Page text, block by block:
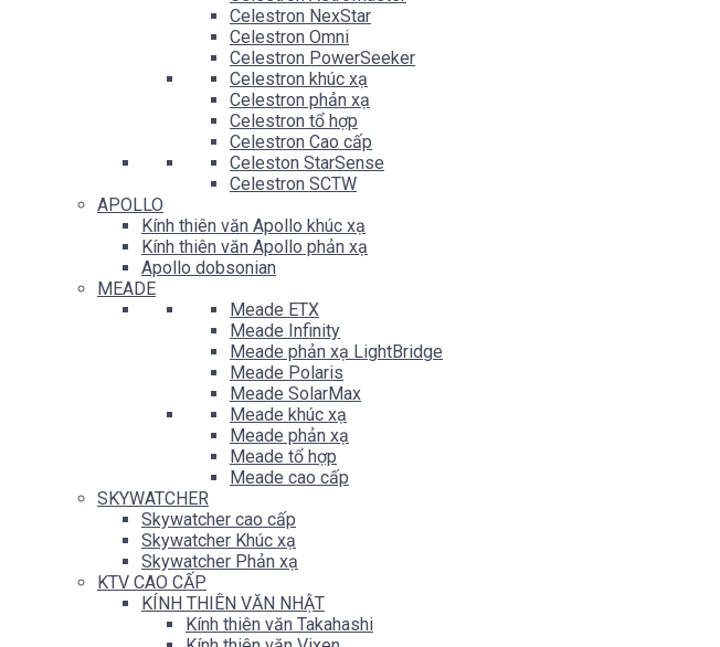
Celestron NexStar
Celestron Omni
Celestron PowerSeeker
Celestron khúc xạ
Celestron phản xạ
Celestron tổ hợp
Celestron Cao cấp
Celeston StarSense
Celestron SCTW
APOLLO
Kính thiên văn Apollo khúc xạ
Kính thiên văn Apollo phản xạ
Apollo dobsonian
MEADE
Meade ETX
Meade Infinity
Meade phản xạ LightBridge
Meade Polaris
Meade SolarMax
Meade khúc xạ
Meade phản xạ
Meade tổ hợp
Meade cao cấp
SKYWATCHER
Skywatcher cao cấp
Skywatcher Khúc xạ
Skywatcher Phản xạ
KTV CAO CẤP
KÍNH THIÊN VĂN NHẬT
Kính thiên văn Takahashi